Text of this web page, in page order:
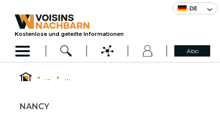
DE
Kostenlose und geteilte Informationen
Abo
... ...
NANCY